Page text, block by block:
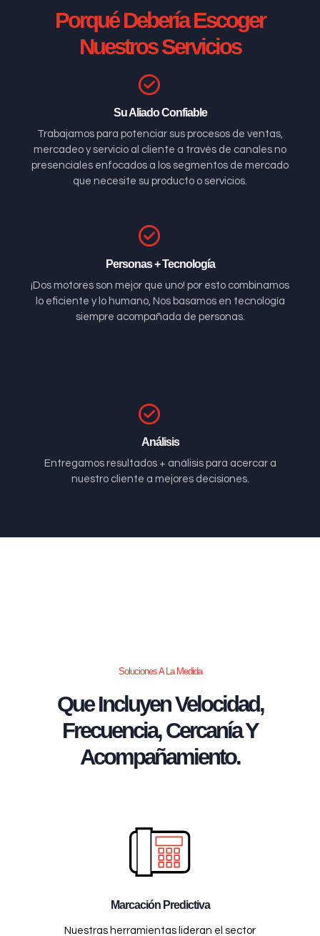
Porqué Debería Escoger
Nuestros Servicios
Su Aliado Confiable
Trabajamos para potenciar sus procesos de ventas,
mercadeo y servicio al cliente a través de canales no
presenciales enfocados a los segmentos de mercado
que necesite su producto o servicios.
Personas + Tecnología
¡Dos motores son mejor que uno! por esto combinamos
lo eficiente y lo humano, Nos basamos en tecnología
siempre acompañada de personas.
Análisis
Entregamos resultados + análisis para acercar a
nuestro cliente a mejores decisiones.
Soluciones A La Medida
Que Incluyen Velocidad,
Frecuencia, Cercanía Y
Acompañamiento.
Marcación Predictiva
Nuestras herramientas lideran el sector